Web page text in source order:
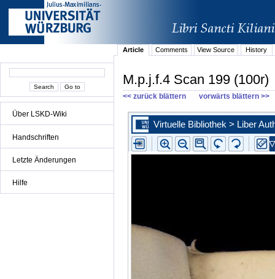
Über LSKD-Wiki
Handschriften
Letzte Änderungen
Hilfe
Article Comments View Source History
M.p.j.f.4 Scan 199 (100r)
<< zurück blättern vorwärts blättern >>